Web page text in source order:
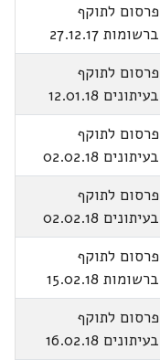
פרסום לתוקף
ברשומות 27.12.17
פרסום לתוקף
בעיתונים 12.01.18
פרסום לתוקף
בעיתונים 02.02.18
פרסום לתוקף
בעיתונים 02.02.18
פרסום לתוקף
ברשומות 15.02.18
פרסום לתוקף
בעיתונים 16.02.18